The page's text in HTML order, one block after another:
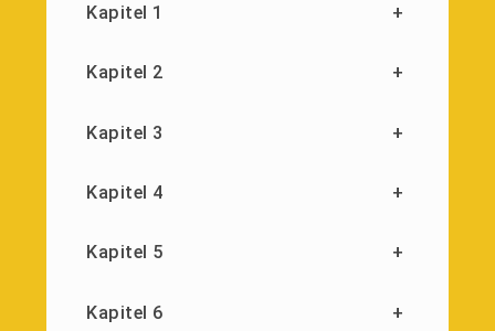
Kapitel 1 +
Kapitel 2 +
Kapitel 3 +
Kapitel 4 +
Kapitel 5 +
Kapitel 6 +